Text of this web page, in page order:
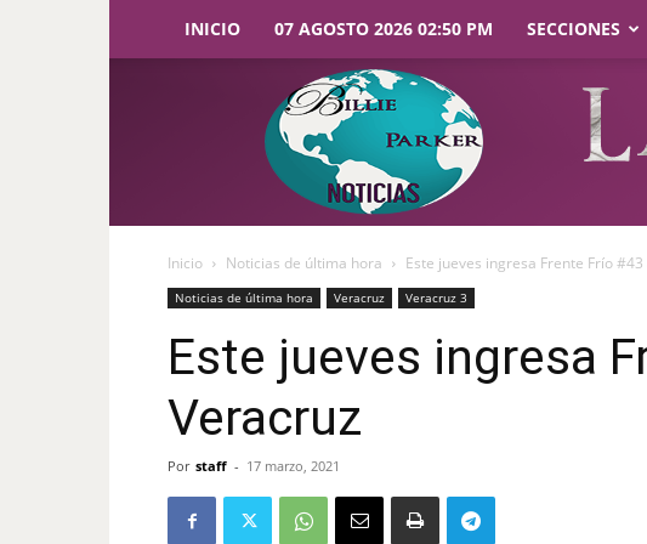
INICIO 07 AGOSTO 2026 02:50 PM SECCIONES
Parker
Noticias
Inicio Noticias de última hora Este jueves ingresa Frente Frío
Noticias de última hora Veracruz Veracruz 3
Este jueves ingresa
Veracruz
Por staff - 17 marzo, 2021